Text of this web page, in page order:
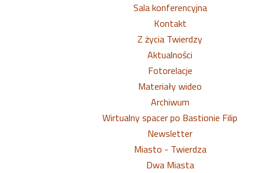
Sala konferencyjna
Kontakt
Z życia Twierdzy
Aktualności
Fotorelacje
Materiały wideo
Archiwum
Wirtualny spacer po Bastionie Filip
Newsletter
Miasto - Twierdza
Dwa Miasta